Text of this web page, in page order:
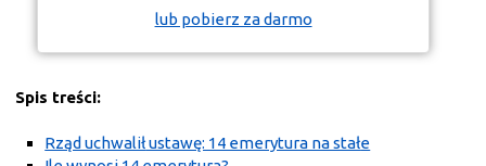
lub pobierz za darmo
Spis treści:
Rząd uchwalił ustawę: 14 emerytura na stałe